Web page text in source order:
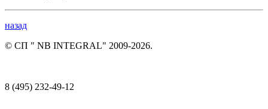
назад
© СП " NB INTEGRAL" 2009-2026.
8 (495) 232-49-12